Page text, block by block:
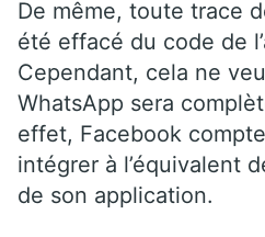
De même, toute trace
été effacé du code de
Cependant, cela ne
WhatsApp sera
effet, Facebook
intégrer à l’équivalent
de son application.